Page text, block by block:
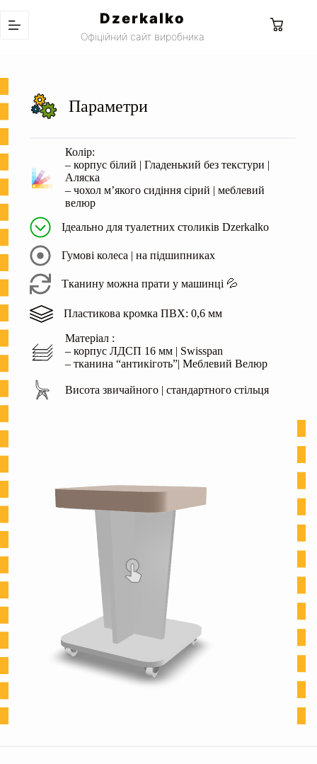
до
вмісту
Dzerkalko
Офіційний сайт виробника
Кошик
Параметри
Колір:
– корпус білий | Гладенький без текстури |
Аляска
– чохол м’якого сидіння сірий | меблевий
велюр
Ідеально для туалетних столиків Dzerkalko
Гумові колеса | на підшипниках
Тканину можна прати у машинці 💦
Пластикова кромка ПВХ: 0,6 мм
Матеріал :
– корпус ЛДСП 16 мм | Swisspan
– тканина “антикіготь”| Меблевий Велюр
Висота звичайного | стандартного стільця